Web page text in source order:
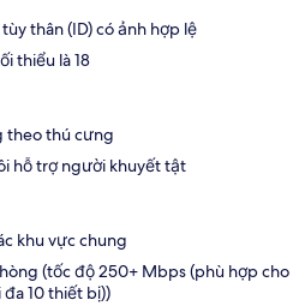
thân (ID) có ảnh hợp lệ
thiểu là 18
theo thú cưng
hỗ trợ người khuyết tật
khu vực chung
(tốc độ 250+ Mbps (phù hợp cho
10 thiết bị))